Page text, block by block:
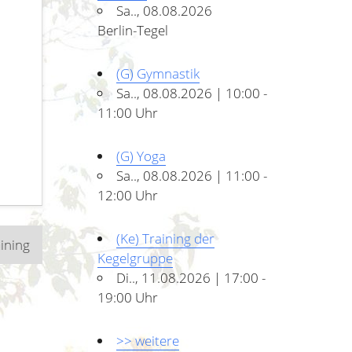
Sa.., 08.08.2026
Berlin-Tegel
(G) Gymnastik
Sa.., 08.08.2026 | 10:00 -
11:00 Uhr
(G) Yoga
Sa.., 08.08.2026 | 11:00 -
12:00 Uhr
(Ke) Training der
Kegelgruppe
Di.., 11.08.2026 | 17:00 -
19:00 Uhr
>> weitere